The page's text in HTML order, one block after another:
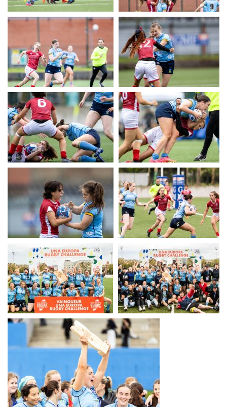
UERC
UERC UERC
UERC UERC
UERC UERC
UERC UERC